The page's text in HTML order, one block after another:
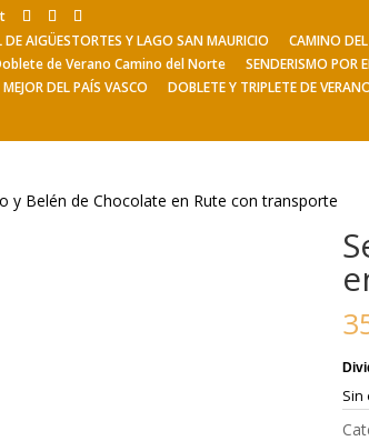
DE AIGÜESTORTES Y LAGO SAN MAURICIO
CAMINO
de Verano Camino del Norte SENDERISMO POR
DEL PAÍS VASCO DOBLETE Y TRIPLETE DE
y Belén de Chocolate en Rute con transporte
Sin